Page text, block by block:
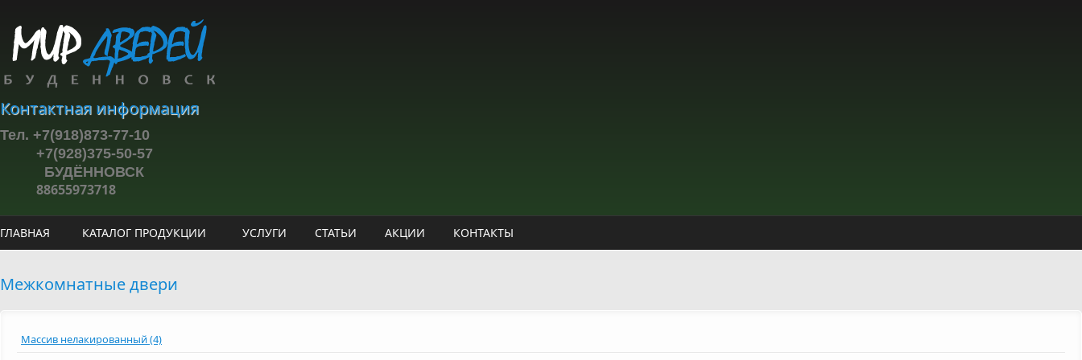
Контактная информация
Тел. +7(918)873-77-10
+7(928)375-50-57
БУДЁННОВСК
88655973718
ГЛАВНАЯ КАТАЛОГ ПРОДУКЦИИ УСЛУГИ СТАТЬИ АКЦИИ КОНТАКТЫ
Межкомнатные двери
Массив нелакированный (4)